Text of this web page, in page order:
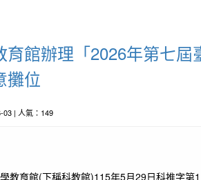
育館辦理「2026年第七屆
攤位
03 | 人氣：149
教育館(下稱科教館)115年5月29日科推字第